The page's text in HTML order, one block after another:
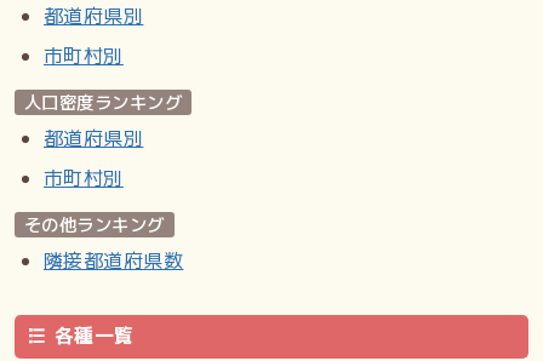
都道府県別
市町村別
人口密度ランキング
都道府県別
市町村別
その他ランキング
隣接都道府県数
各種一覧